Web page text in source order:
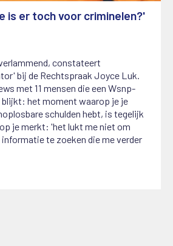
is er toch voor criminelen?'
constateert
bij de Rechtspraak Joyce Luk.
met 11 mensen die een Wsnp-
het moment waarop je je
schulden hebt, is tegelijk
je merkt: 'het lukt me niet om
te zoeken die me verder